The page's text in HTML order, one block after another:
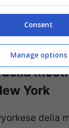
sempre un
York
della
Consent
Manage options